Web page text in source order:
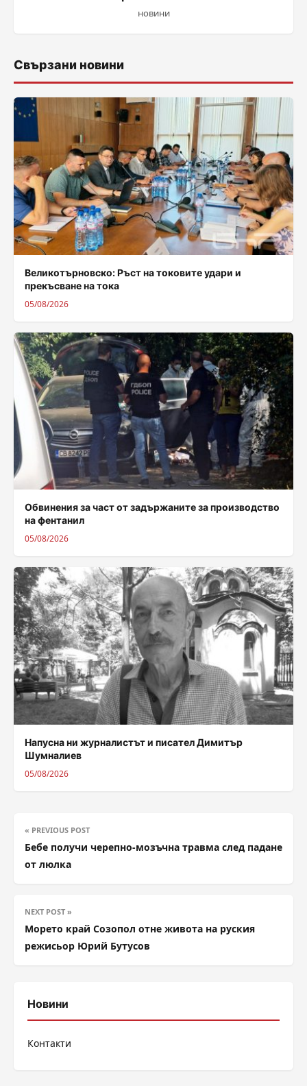
новини
Свързани новини
Великотърновско: Ръст на токовите удари и
прекъсване на тока
05/08/2026
Обвинения за част от задържаните за производство
на фентанил
05/08/2026
Напусна ни журналистът и писател Димитър
Шумналиев
05/08/2026
« PREVIOUS POST
Бебе получи черепно-мозъчна травма след падане
от люлка
NEXT POST »
Морето край Созопол отне живота на руския
режисьор Юрий Бутусов
Новини
Контакти